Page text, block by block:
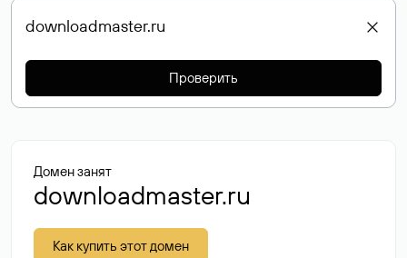
Проверить
Домен занят
downloadmaster.ru
Как купить этот домен